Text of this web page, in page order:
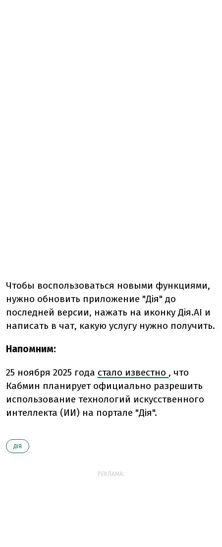
Чтобы воспользоваться новыми функциями,
нужно обновить приложение "Дія" до
последней версии, нажать на иконку Дія.AI и
написать в чат, какую услугу нужно получить.
Напомним:
25 ноября 2025 года стало известно , что
Кабмин планирует официально разрешить
использование технологий искусственного
интеллекта (ИИ) на портале "Дія".
ДІЯ
РЕКЛАМА: